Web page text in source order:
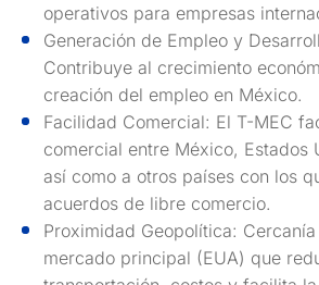
operativos para empresas
Generación de Empleo y
Contribuye al crecimiento
creación del empleo en México.
Facilidad Comercial: El T-MEC
comercial entre México, Estados
así como a otros países con los
acuerdos de libre comercio.
Proximidad Geopolítica:
mercado principal (EUA) que